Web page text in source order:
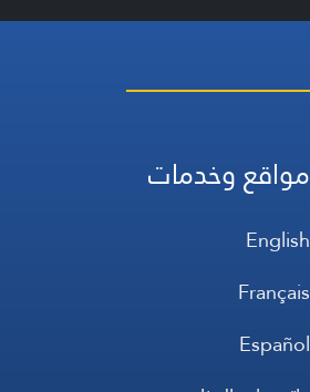
مواقع وخدمات
English
Français
Español